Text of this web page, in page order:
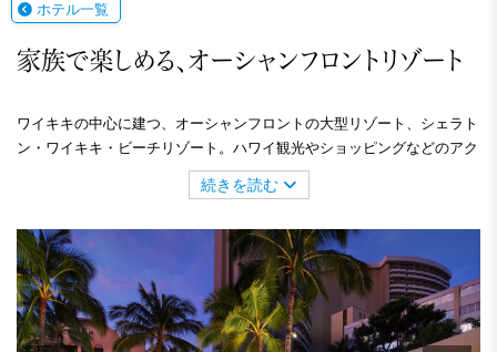
ホテル一覧
家族で楽しめる、オーシャンフロントリゾート
ワイキキの中心に建つ、オーシャンフロントの大型リゾート、シェラト
ン・ワイキキ・ビーチリゾート。ハワイ観光やショッピングなどのアク
ティビティを楽しむのに絶好のロケーションにあります。全1636室の客
室はモダンで落ち着いた色調のインテリアで統一。客室からは青く輝く
の街並みなどの景色を一望できます。ホテル内には、子どもに人気のウ
ォータースライダー付きプール「ヘルモア・プレイグラウンド」や大人
専用の「インフィニティプール」、そして多彩なショップやレストラン
など設備が充実。全ての環境が揃ったリゾートで、最高のハワイバケー
ションをお楽しみください。
続きを読む